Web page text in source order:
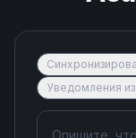
Уведомления